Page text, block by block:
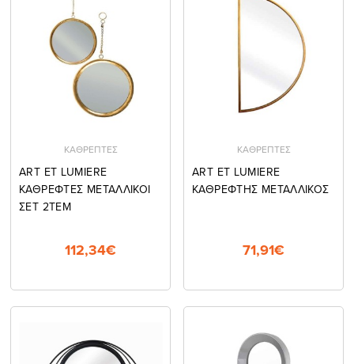
ΚΑΘΡΕΠΤΕΣ
ART ET LUMIERE
ΚΑΘΡΕΦΤΕΣ ΜΕΤΑΛΛΙΚΟΙ
ΣΕΤ 2ΤΕΜ
112,34€
ΚΑΘΡΕΠΤΕΣ
ART ET LUMIERE
ΚΑΘΡΕΦΤΗΣ ΜΕΤΑΛΛΙΚΟΣ
71,91€